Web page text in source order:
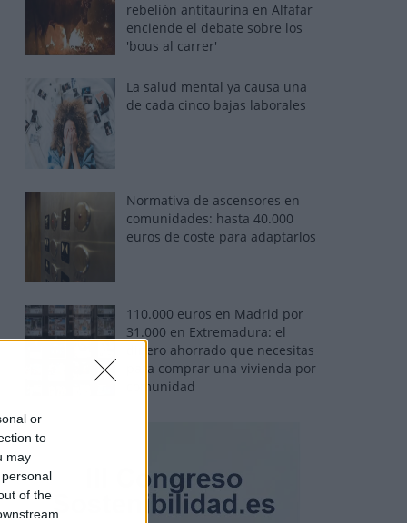
or
to
may
of the
rebelión antitaurina en Alfafar
enciende el debate sobre los
'bous al carrer'
La salud mental ya causa una
de cada cinco bajas laborales
Normativa de ascensores en
comunidades: hasta 40.000
euros de coste para adaptarlos
110.000 euros en Madrid por
31.000 en Extremadura: el
dinero ahorrado que necesitas
para comprar una vivienda por
comunidad